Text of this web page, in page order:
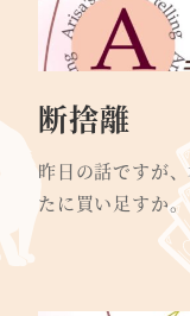
断捨離
昨日の話ですが
たに買い足すか